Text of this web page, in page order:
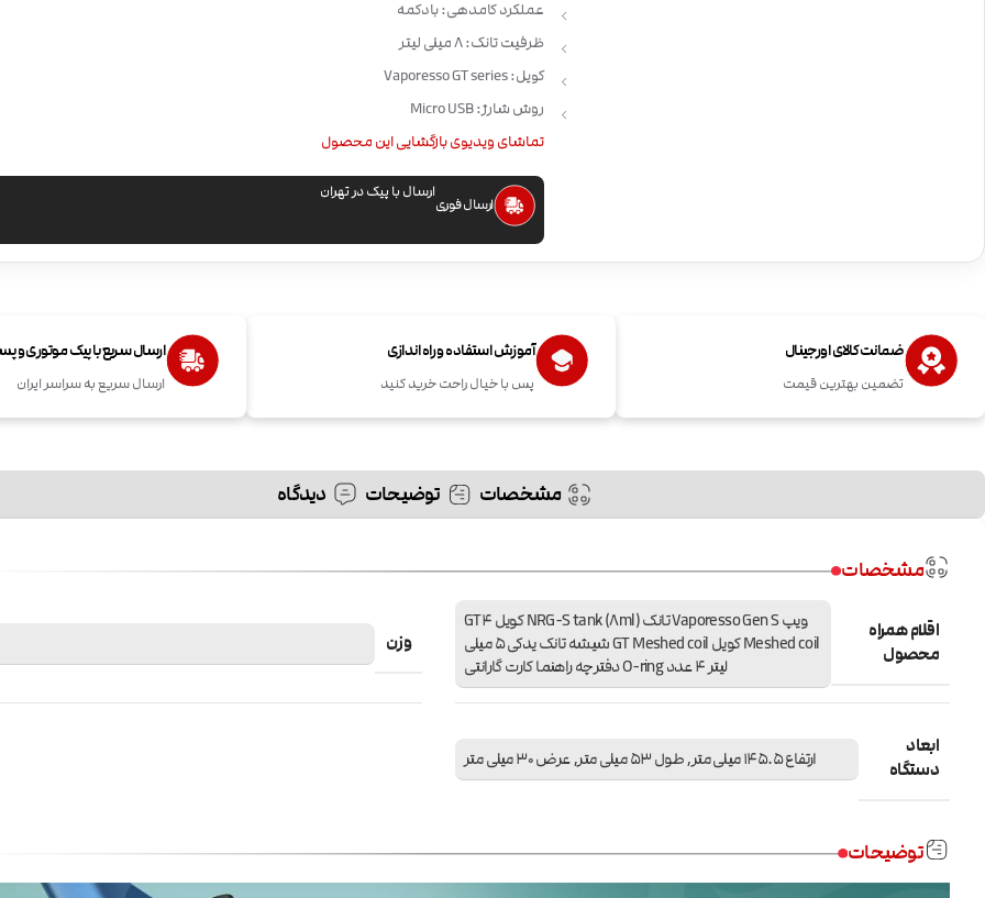
عملکرد کامدهی: بادکمه
ظرفیت تانک: 8 میلی لیتر
کویل: Vaporesso GT series
روش شارژ: Micro USB
تماشای ویدیوی بازگشایی این محصول
ارسال فوری
ارسال با پیک در تهران
ضمانت کالای اورجینال
تضمین بهترین قیمت
آموزش استفاده و راه اندازی
پس با خیال راحت خرید کنید
ارسال سریع با پیک موتوری و
ارسال سریع به سراسر ایران
مشخصات توضیحات دیدگاه
مشخصات
اقلام همراه
محصول
ویپ Vaporesso Gen S تانک NRG-S tank (8ml) کویل GT4
Meshed coil کویل GT Meshed coil شیشه تانک یدکی 5 میلی
لیتر 4 عدد O-ring دفترچه راهنما کارت گارانتی
وزن
ابعاد
دستگاه
ارتفاع 145.5 میلی متر, طول 53 میلی متر, عرض 30 میلی متر
توضیحات